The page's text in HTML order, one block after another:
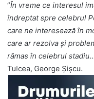
”În vreme ce interesul
îndreptat spre celebrul
care ne interesează în
care ar rezolva și
rămas în celebrul
Tulcea, George Șișcu.